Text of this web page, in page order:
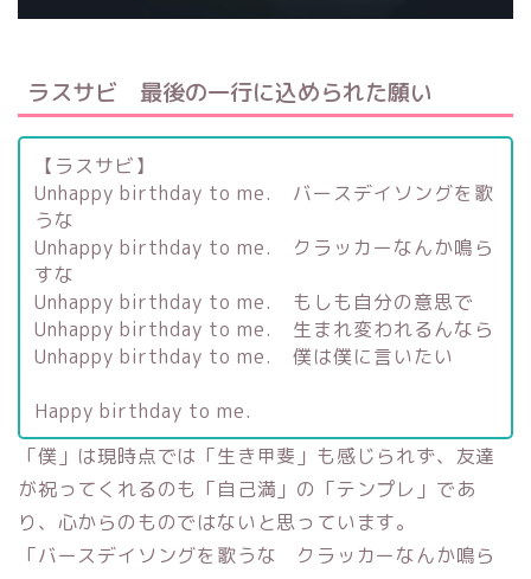
ラスサビ 最後の一行に込められた願い
【ラスサビ】
Unhappy birthday to me. バースデイソングを歌
うな
Unhappy birthday to me. クラッカーなんか鳴ら
すな
Unhappy birthday to me. もしも自分の意思で
Unhappy birthday to me. 生まれ変われるんなら
Unhappy birthday to me. 僕は僕に言いたい
Happy birthday to me.
「僕」は現時点では「生き甲斐」も感じられず、友達
が祝ってくれるのも「自己満」の「テンプレ」であ
り、心からのものではないと思っています。
「バースデイソングを歌うな クラッカーなんか鳴ら